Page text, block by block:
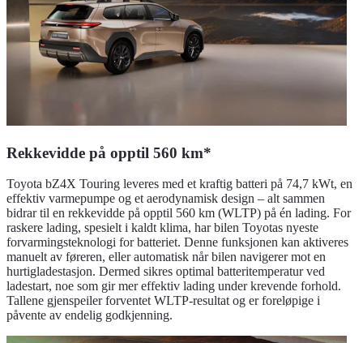
Rekkevidde på opptil 560 km*
Toyota bZ4X Touring leveres med et kraftig batteri på 74,7 kWt, en
effektiv varmepumpe og et aerodynamisk design – alt sammen
bidrar til en rekkevidde på opptil 560 km (WLTP) på én lading. For
raskere lading, spesielt i kaldt klima, har bilen Toyotas nyeste
forvarmingsteknologi for batteriet. Denne funksjonen kan aktiveres
manuelt av føreren, eller automatisk når bilen navigerer mot en
hurtigladestasjon. Dermed sikres optimal batteritemperatur ved
ladestart, noe som gir mer effektiv lading under krevende forhold.
Tallene gjenspeiler forventet WLTP-resultat og er foreløpige i
påvente av endelig godkjenning.